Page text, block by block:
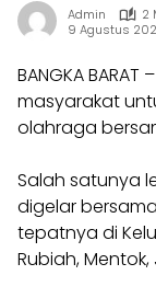
Admin
2
9 Agustus
BANGKA
masyarakat
olahraga
Salah satunya
digelar
tepatnya di
Rubiah,